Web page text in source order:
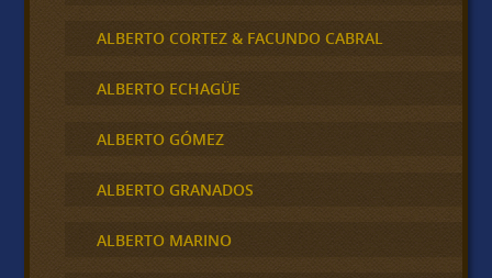
ALBERTO CORTEZ & FACUNDO CABRAL
ALBERTO ECHAGÜE
ALBERTO GÓMEZ
ALBERTO GRANADOS
ALBERTO MARINO